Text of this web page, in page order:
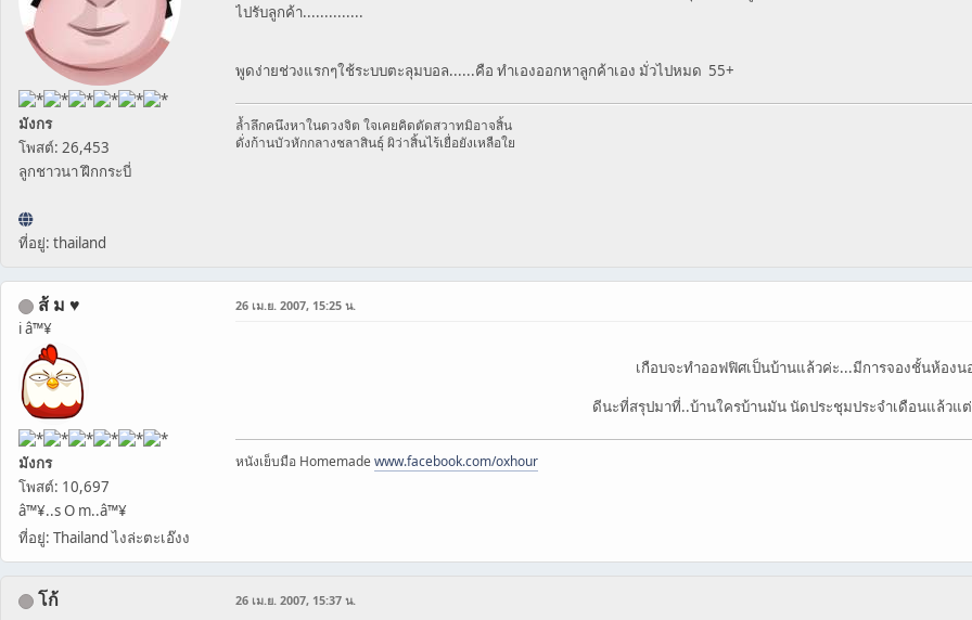
มังกร
โพสต์: 26,453
ลูกชาวนา ฝึกกระบี่
ที่อยู่: thailand
ไปรับลูกค้า..............
พูดง่ายช่วงแรกๆใช้ระบบตะลุมบอล......คือ ทำเองออกหาลูกค้าเอง มั่วไปหมด 55+
ล้ำลึกคนึงหาในดวงจิต ใจเคยคิดตัดสวาทมิอาจสิ้น
ดั่งก้านบัวหักกลางชลาสินธุ์ ผิว่าสิ้นไร้เยื่อยังเหลือใย
ส้ ม ♥
i â™¥
มังกร
โพสต์: 10,697
â™¥..s O m..â™¥
ที่อยู่: Thailand ไงล่ะตะเอ๊งง
26 เม.ย. 2007, 15:25 น.
เกือบจะทำออฟฟิศเป็นบ้านแล้วค่ะ...มีการจองชั้นห้อง
ดีนะที่สรุปมาที่..บ้านใครบ้านมัน นัดประชุมประจำเดือนแล้วแ
หนังเย็บมือ Homemade www.facebook.com/oxhour
โก้ 26 เม.ย. 2007, 15:37 น.